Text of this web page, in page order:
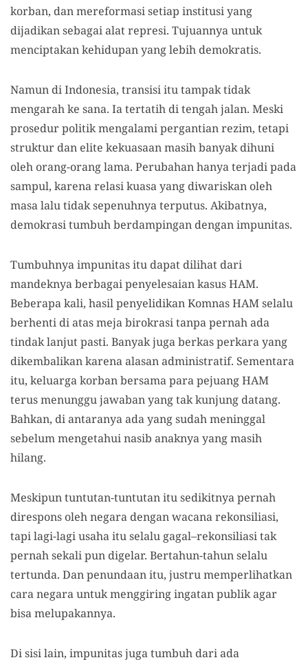
korban, dan mereformasi setiap institusi yang
dijadikan sebagai alat represi. Tujuannya untuk
menciptakan kehidupan yang lebih demokratis.
Namun di Indonesia, transisi itu tampak tidak
mengarah ke sana. Ia tertatih di tengah jalan. Meski
prosedur politik mengalami pergantian rezim, tetapi
struktur dan elite kekuasaan masih banyak dihuni
oleh orang-orang lama. Perubahan hanya terjadi pada
sampul, karena relasi kuasa yang diwariskan oleh
masa lalu tidak sepenuhnya terputus. Akibatnya,
demokrasi tumbuh berdampingan dengan impunitas.
Tumbuhnya impunitas itu dapat dilihat dari
mandeknya berbagai penyelesaian kasus HAM.
Beberapa kali, hasil penyelidikan Komnas HAM selalu
berhenti di atas meja birokrasi tanpa pernah ada
tindak lanjut pasti. Banyak juga berkas perkara yang
dikembalikan karena alasan administratif. Sementara
itu, keluarga korban bersama para pejuang HAM
terus menunggu jawaban yang tak kunjung datang.
Bahkan, di antaranya ada yang sudah meninggal
sebelum mengetahui nasib anaknya yang masih
hilang.
Meskipun tuntutan-tuntutan itu sedikitnya pernah
direspons oleh negara dengan wacana rekonsiliasi,
tapi lagi-lagi usaha itu selalu gagal–rekonsiliasi tak
pernah sekali pun digelar. Bertahun-tahun selalu
tertunda. Dan penundaan itu, justru memperlihatkan
cara negara untuk menggiring ingatan publik agar
bisa melupakannya.
Di sisi lain, impunitas juga tumbuh dari ada